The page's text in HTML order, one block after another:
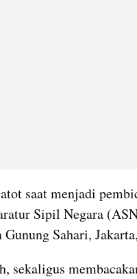
saat menjadi
Sipil Negara
Sahari,
sekaligus